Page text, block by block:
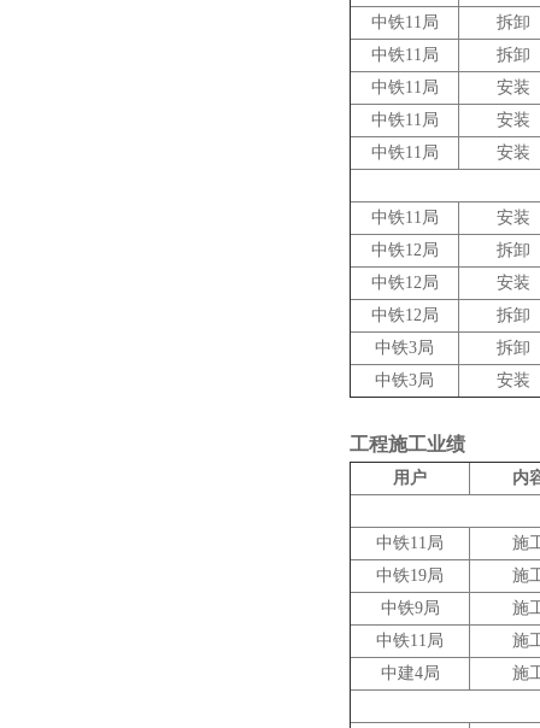
中铁11局
拆卸
中铁11局
拆卸
中铁11局
安装
中铁11局
安装
中铁11局
安装
中铁11局
安装
中铁12局
拆卸
中铁12局
安装
中铁12局
拆卸
中铁3局
拆卸
中铁3局
安装
工程施工业绩
用户 内
中铁11局
施
中铁19局
施
中铁9局
施
中铁11局
施
中建4局
施